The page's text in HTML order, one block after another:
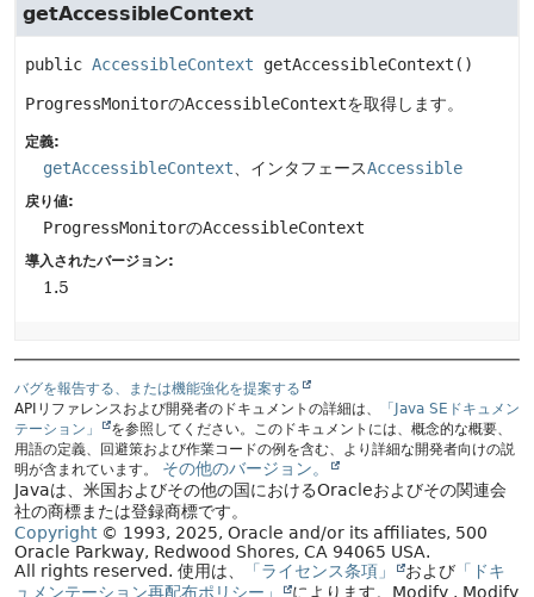
getAccessibleContext
public AccessibleContext getAccessibleContext ()
ProgressMonitorのAccessibleContextを取得します。
定義:
getAccessibleContext 、インタフェースAccessible
戻り値:
ProgressMonitorのAccessibleContext
導入されたバージョン:
1.5
バグを報告する、または機能強化を提案する
APIリファレンスおよび開発者のドキュメントの詳細は、
「Java SEドキュメン
テーション」
を参照してください。このドキュメントには、概念的な概要、
用語の定義、回避策および作業コードの例を含む、より詳細な開発者向けの説
明が含まれています。
その他のバージョン。
Javaは、米国およびその他の国におけるOracleおよびその関連会
社の商標または登録商標です。
Copyright© 1993, 2025, Oracle and/or its affiliates, 500
Oracle Parkway, Redwood Shores, CA 94065 USA.
All rights reserved. 使用は、 「ライセンス条項」 および 「ドキ
ュメンテーション再配布ポリシー」
によります。 Modify . Modify